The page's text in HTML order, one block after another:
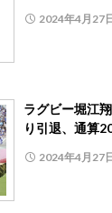
2024年4月27
ラグビー堀江
り引退、通算
2024年4月27